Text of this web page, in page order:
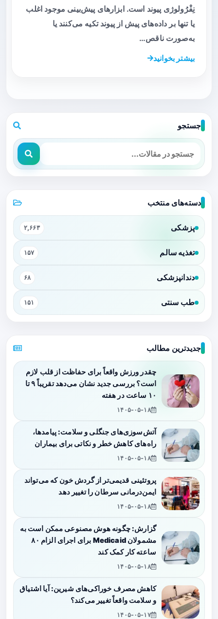
نِفْرُولوژی پیوند است. ابزارهای پیش‌بینی موجود اغلب
یا تنها بر داده‌های پیش از پیوند تکیه می‌کنند یا
به‌صورت ناقص…
بیشتر بخوانید
جستجو
دسته‌های منتخب
پزشکی ۲,۶۶۳
تغذیه سالم ۱۵۷
دندانپزشکی ۶۸
طب سنتی ۱۵۱
جدیدترین مطالب
چقدر ورزش واقعاً برای حفاظت از قلب لازم
است؟ بررسی جدید نشان می‌دهد تقریباً ۹ تا
۱۰ ساعت در هفته
۱۴۰۵-۰۵-۱۸
آتش‌سوزی‌های جنگلی و سلامت: پیامدها،
راه‌های کاهش خطر و نکاتی برای بیماران
۱۴۰۵-۰۵-۱۸
پروتئینی قدیمی‌تر از گردش خون که می‌تواند
ایمن‌درمانی سرطان را تغییر دهد
۱۴۰۵-۰۵-۱۸
گزارش: چگونه هوش مصنوعی ممکن است به
مشمولان Medicaid برای اجرای الزام ۸۰
ساعته کار کمک کند
۱۴۰۵-۰۵-۱۸
کاهش مصرف خوراکی‌های شیرین: آیا اشتیاق
و سلامت واقعاً تغییر می‌کند؟
۱۴۰۵-۰۵-۱۷